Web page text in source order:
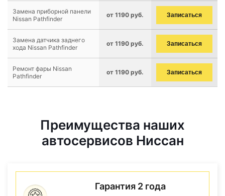
Замена приборной панели
Nissan Pathfinder
от 1190 руб. Записаться
Замена датчика заднего
хода Nissan Pathfinder
от 1190 руб. Записаться
Ремонт фары Nissan
Pathfinder
от 1190 руб. Записаться
Преимущества наших
автосервисов Ниссан
Гарантия 2 года